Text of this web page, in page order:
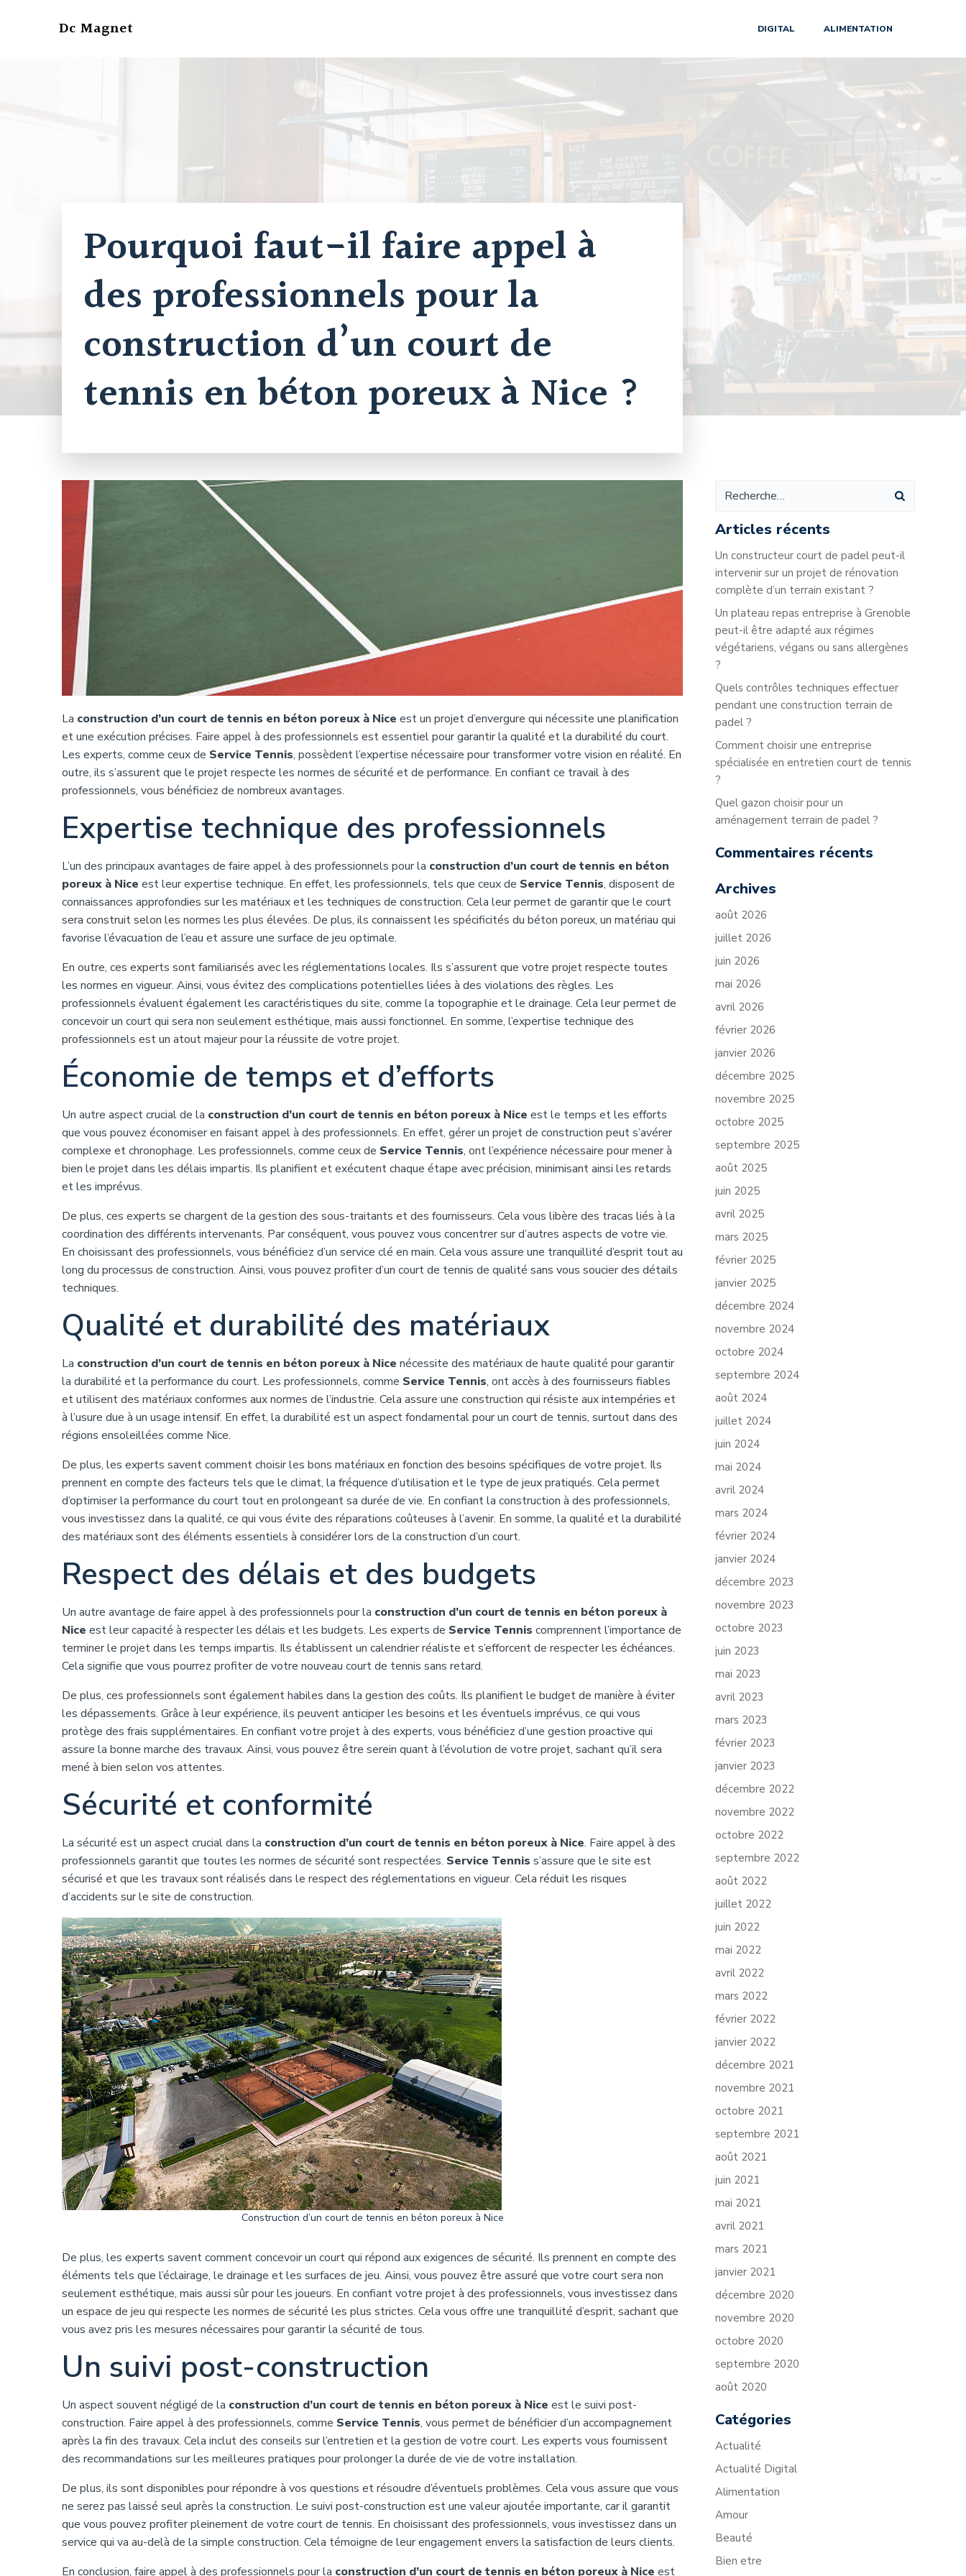
Dc Magnet DIGITAL ALIMENTATION
Pourquoi faut-il faire appel à
des professionnels pour la
construction d’un court de
tennis en béton poreux à Nice ?
La construction d’un court de tennis en béton poreux à Nice est un projet d’envergure qui nécessite une planification
et une exécution précises. Faire appel à des professionnels est essentiel pour garantir la qualité et la durabilité du court.
Les experts, comme ceux de Service Tennis, possèdent l’expertise nécessaire pour transformer votre vision en réalité. En
outre, ils s’assurent que le projet respecte les normes de sécurité et de performance. En confiant ce travail à des
professionnels, vous bénéficiez de nombreux avantages.
Expertise technique des professionnels
L’un des principaux avantages de faire appel à des professionnels pour la construction d’un court de tennis en béton
poreux à Nice est leur expertise technique. En effet, les professionnels, tels que ceux de Service Tennis, disposent de
connaissances approfondies sur les matériaux et les techniques de construction. Cela leur permet de garantir que le court
sera construit selon les normes les plus élevées. De plus, ils connaissent les spécificités du béton poreux, un matériau qui
favorise l’évacuation de l’eau et assure une surface de jeu optimale.
En outre, ces experts sont familiarisés avec les réglementations locales. Ils s’assurent que votre projet respecte toutes
les normes en vigueur. Ainsi, vous évitez des complications potentielles liées à des violations des règles. Les
professionnels évaluent également les caractéristiques du site, comme la topographie et le drainage. Cela leur permet de
concevoir un court qui sera non seulement esthétique, mais aussi fonctionnel. En somme, l’expertise technique des
professionnels est un atout majeur pour la réussite de votre projet.
Économie de temps et d’efforts
Un autre aspect crucial de la construction d’un court de tennis en béton poreux à Nice est le temps et les efforts
que vous pouvez économiser en faisant appel à des professionnels. En effet, gérer un projet de construction peut s’avérer
complexe et chronophage. Les professionnels, comme ceux de Service Tennis, ont l’expérience nécessaire pour mener à
bien le projet dans les délais impartis. Ils planifient et exécutent chaque étape avec précision, minimisant ainsi les retards
et les imprévus.
De plus, ces experts se chargent de la gestion des sous-traitants et des fournisseurs. Cela vous libère des tracas liés à la
coordination des différents intervenants. Par conséquent, vous pouvez vous concentrer sur d’autres aspects de votre vie.
En choisissant des professionnels, vous bénéficiez d’un service clé en main. Cela vous assure une tranquillité d’esprit tout au
long du processus de construction. Ainsi, vous pouvez profiter d’un court de tennis de qualité sans vous soucier des détails
techniques.
Qualité et durabilité des matériaux
La construction d’un court de tennis en béton poreux à Nice nécessite des matériaux de haute qualité pour garantir
la durabilité et la performance du court. Les professionnels, comme Service Tennis, ont accès à des fournisseurs fiables
et utilisent des matériaux conformes aux normes de l’industrie. Cela assure une construction qui résiste aux intempéries et
à l’usure due à un usage intensif. En effet, la durabilité est un aspect fondamental pour un court de tennis, surtout dans des
régions ensoleillées comme Nice.
De plus, les experts savent comment choisir les bons matériaux en fonction des besoins spécifiques de votre projet. Ils
prennent en compte des facteurs tels que le climat, la fréquence d’utilisation et le type de jeux pratiqués. Cela permet
d’optimiser la performance du court tout en prolongeant sa durée de vie. En confiant la construction à des professionnels,
vous investissez dans la qualité, ce qui vous évite des réparations coûteuses à l’avenir. En somme, la qualité et la durabilité
des matériaux sont des éléments essentiels à considérer lors de la construction d’un court.
Respect des délais et des budgets
Un autre avantage de faire appel à des professionnels pour la construction d’un court de tennis en béton poreux à
Nice est leur capacité à respecter les délais et les budgets. Les experts de Service Tennis comprennent l’importance de
terminer le projet dans les temps impartis. Ils établissent un calendrier réaliste et s’efforcent de respecter les échéances.
Cela signifie que vous pourrez profiter de votre nouveau court de tennis sans retard.
De plus, ces professionnels sont également habiles dans la gestion des coûts. Ils planifient le budget de manière à éviter
les dépassements. Grâce à leur expérience, ils peuvent anticiper les besoins et les éventuels imprévus, ce qui vous
protège des frais supplémentaires. En confiant votre projet à des experts, vous bénéficiez d’une gestion proactive qui
assure la bonne marche des travaux. Ainsi, vous pouvez être serein quant à l’évolution de votre projet, sachant qu’il sera
mené à bien selon vos attentes.
Sécurité et conformité
La sécurité est un aspect crucial dans la construction d’un court de tennis en béton poreux à Nice. Faire appel à des
professionnels garantit que toutes les normes de sécurité sont respectées. Service Tennis s’assure que le site est
sécurisé et que les travaux sont réalisés dans le respect des réglementations en vigueur. Cela réduit les risques
d’accidents sur le site de construction.
Construction d’un court de tennis en béton poreux à Nice
De plus, les experts savent comment concevoir un court qui répond aux exigences de sécurité. Ils prennent en compte des
éléments tels que l’éclairage, le drainage et les surfaces de jeu. Ainsi, vous pouvez être assuré que votre court sera non
seulement esthétique, mais aussi sûr pour les joueurs. En confiant votre projet à des professionnels, vous investissez dans
un espace de jeu qui respecte les normes de sécurité les plus strictes. Cela vous offre une tranquillité d’esprit, sachant que
vous avez pris les mesures nécessaires pour garantir la sécurité de tous.
Un suivi post-construction
Un aspect souvent négligé de la construction d’un court de tennis en béton poreux à Nice est le suivi post-
construction. Faire appel à des professionnels, comme Service Tennis, vous permet de bénéficier d’un accompagnement
après la fin des travaux. Cela inclut des conseils sur l’entretien et la gestion de votre court. Les experts vous fournissent
des recommandations sur les meilleures pratiques pour prolonger la durée de vie de votre installation.
De plus, ils sont disponibles pour répondre à vos questions et résoudre d’éventuels problèmes. Cela vous assure que vous
ne serez pas laissé seul après la construction. Le suivi post-construction est une valeur ajoutée importante, car il garantit
que vous pouvez profiter pleinement de votre court de tennis. En choisissant des professionnels, vous investissez dans un
service qui va au-delà de la simple construction. Cela témoigne de leur engagement envers la satisfaction de leurs clients.
En conclusion, faire appel à des professionnels pour la construction d’un court de tennis en béton poreux à Nice est
Articles récents
Un constructeur court de padel peut-il
intervenir sur un projet de rénovation
complète d’un terrain existant ?
Un plateau repas entreprise à Grenoble
peut-il être adapté aux régimes
végétariens, végans ou sans allergènes
?
Quels contrôles techniques effectuer
pendant une construction terrain de
padel ?
Comment choisir une entreprise
spécialisée en entretien court de tennis
?
Quel gazon choisir pour un
aménagement terrain de padel ?
Commentaires récents
Archives
août 2026
juillet 2026
juin 2026
mai 2026
avril 2026
février 2026
janvier 2026
décembre 2025
novembre 2025
octobre 2025
septembre 2025
août 2025
juin 2025
avril 2025
mars 2025
février 2025
janvier 2025
décembre 2024
novembre 2024
octobre 2024
septembre 2024
août 2024
juillet 2024
juin 2024
mai 2024
avril 2024
mars 2024
février 2024
janvier 2024
décembre 2023
novembre 2023
octobre 2023
juin 2023
mai 2023
avril 2023
mars 2023
février 2023
janvier 2023
décembre 2022
novembre 2022
octobre 2022
septembre 2022
août 2022
juillet 2022
juin 2022
mai 2022
avril 2022
mars 2022
février 2022
janvier 2022
décembre 2021
novembre 2021
octobre 2021
septembre 2021
août 2021
juin 2021
mai 2021
avril 2021
mars 2021
janvier 2021
décembre 2020
novembre 2020
octobre 2020
septembre 2020
août 2020
Catégories
Actualité
Actualité Digital
Alimentation
Amour
Beauté
Bien etre